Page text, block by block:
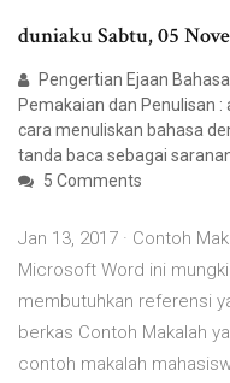
duniaku Sabtu, 05
Pengertian Ejaan
Pemakaian dan Penulisan
cara menuliskan bahasa
tanda baca sebagai
5 Comments
Jan 13, 2017 · Contoh
Microsoft Word ini
membutuhkan referensi
berkas Contoh Makalah
contoh makalah